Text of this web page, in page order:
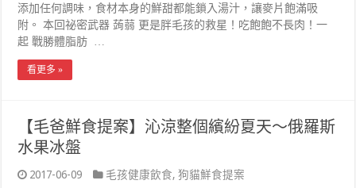
添加任何調味，食材本身的鮮甜都能鎖入湯汁，讓麥片飽滿吸
附。 本回祕密武器 蒟蒻 更是胖毛孩的救星！吃飽飽不長肉！一
起 戰勝體脂肪 …
看更多 »
【毛爸鮮食提案】沁涼整個繽紛夏天～俄羅斯
水果冰盤
2017-06-09 毛孩健康飲食,狗貓鮮食提案